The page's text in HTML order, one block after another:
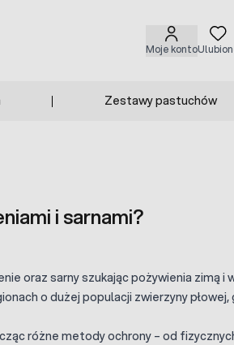
Moje konto
Zestawy pastuchów
i sarnami?
oraz sarny szukając pożywienia zimą i
o dużej populacji zwierzyny płowej,
różne metody ochrony – od